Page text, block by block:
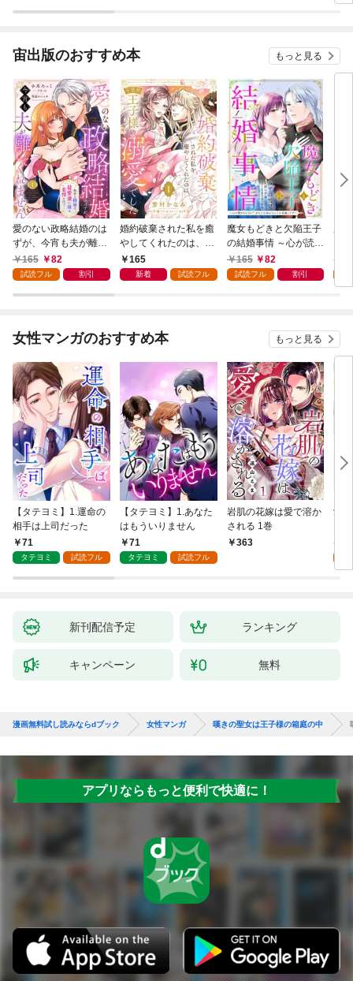
宙出版のおすすめ本 もっと見る
愛のない政略結婚のは
ずが、今宵も夫が離し
てくれません～無骨な
将軍は最愛妻に滾る恋
1話
165 82
試読フル 割引
婚約破棄された私を癒
やしてくれたのは、不
器用王子様の溺愛でし
た【単話売】 1話
165
新着 試読フル
魔女もどきと欠陥王子
の結婚事情 ～心が読め
ちゃうので、あなたの
本心なんてお見通しで
165 82
試読フル 割引
売
女性マンガのおすすめ本 もっと見る
【タテヨミ】1.運命の
相手は上司だった
71
タテヨミ 試読フル
【タテヨミ】1.あなた
はもういりません
71
タテヨミ 試読フル
岩肌の花嫁は愛で溶か
される 1巻
363
愛
新刊配信予定 ランキング
キャンペーン 無料
漫画無料試し読みならdブック 女性マンガ 嘆きの聖女は王子様の箱庭の中
アプリならもっと便利で快適に！